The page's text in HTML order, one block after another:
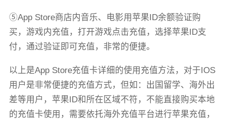
⑤App Store商店内音乐、电影用苹果ID余额验证购
买，游戏内充值，打开游戏点击充值，选择苹果ID支
付，通过验证即可充值，非常的便捷。
以上是App Store充值卡详细的使用充值方法，对于IOS
用户是非常便捷的充值方式，但如：出国留学、海外出
差等用户，苹果ID和所在区域不符，不能直接购买本地
的充值卡使用，需要依托海外充值平台进行苹果充值，